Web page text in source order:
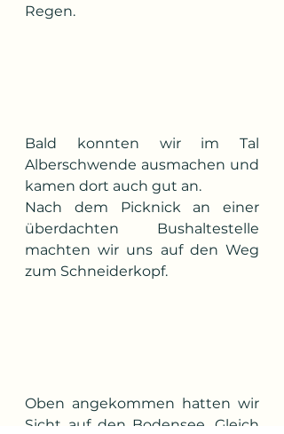
Regen.
Bald konnten wir im Tal
Alberschwende ausmachen und
kamen dort auch gut an.
Nach dem Picknick an einer
überdachten Bushaltestelle
machten wir uns auf den Weg
zum Schneiderkopf.
Oben angekommen hatten wir
Sicht auf den Bodensee. Gleich